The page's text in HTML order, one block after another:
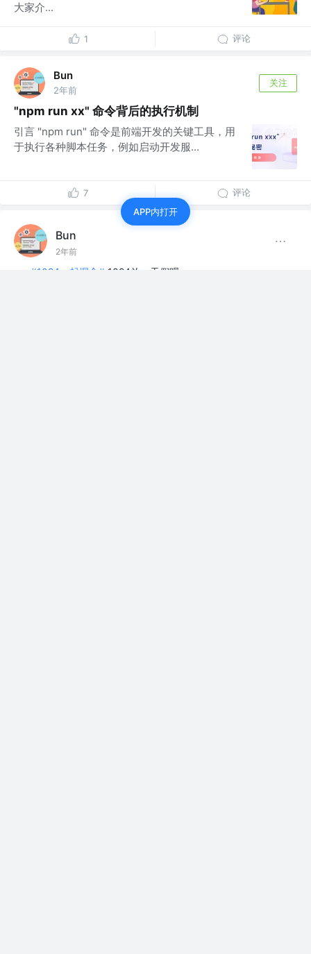
大家介...
1 评论
Bun
2年前
关注
"npm run xx" 命令背后的执行机制
引言 "npm run" 命令是前端开发的关键工具，用
于执行各种脚本任务，例如启动开发服...
7 评论
Bun
2年前
#1024一起掘金# 1024放一天假呗
APP内打开